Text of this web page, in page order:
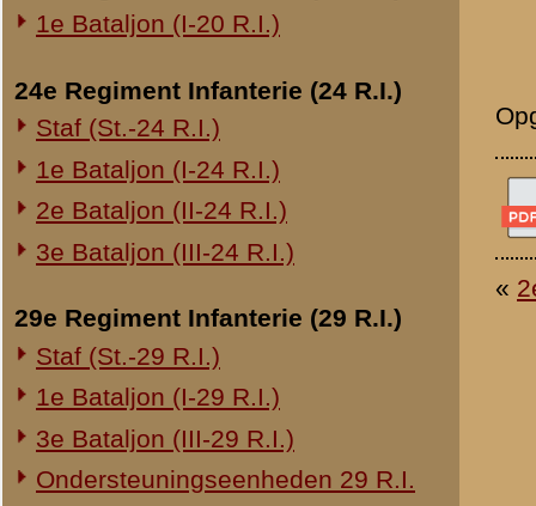
Overige legeronderdelen
3e Regiment Huzaren (3 R.H.)
Luchtdoelmitrailleurs en -artillerie
1-II Bataljon Pag.
1-IV Bataljon Pag.
4e Compagnie Pioniers (4 C.P.)
4e Mitrailleurcompagnie (4 M.C.)
4-II Auto Bataljon
11e Grens Bataljon (11 G.B.)
1e Bataljon (I-46 R.I.)
Overige artillerie-onderdelen
Rijnbatterij
1e Afdeling (I-15 R.A.)
2e Artillerie Meet Compagnie